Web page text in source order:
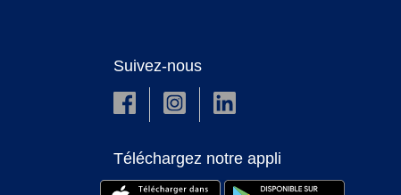
Suivez-nous
Téléchargez notre appli